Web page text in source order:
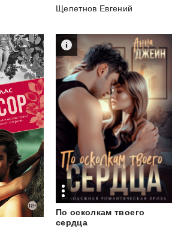
Щепетнов Евгений
По осколкам твоего
сердца